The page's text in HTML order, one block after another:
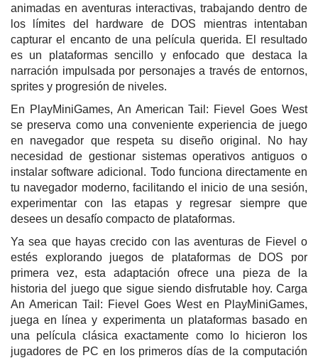
animadas en aventuras interactivas, trabajando dentro de
los límites del hardware de DOS mientras intentaban
capturar el encanto de una película querida. El resultado
es un plataformas sencillo y enfocado que destaca la
narración impulsada por personajes a través de entornos,
sprites y progresión de niveles.
En PlayMiniGames, An American Tail: Fievel Goes West
se preserva como una conveniente experiencia de juego
en navegador que respeta su diseño original. No hay
necesidad de gestionar sistemas operativos antiguos o
instalar software adicional. Todo funciona directamente en
tu navegador moderno, facilitando el inicio de una sesión,
experimentar con las etapas y regresar siempre que
desees un desafío compacto de plataformas.
Ya sea que hayas crecido con las aventuras de Fievel o
estés explorando juegos de plataformas de DOS por
primera vez, esta adaptación ofrece una pieza de la
historia del juego que sigue siendo disfrutable hoy. Carga
An American Tail: Fievel Goes West en PlayMiniGames,
juega en línea y experimenta un plataformas basado en
una película clásica exactamente como lo hicieron los
jugadores de PC en los primeros días de la computación